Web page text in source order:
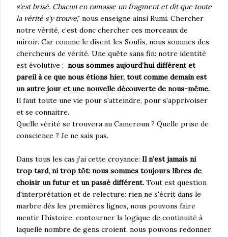
s'est brisé. Chacun en ramasse un fragment et dit que toute
la vérité s'y trouve," nous enseigne ainsi Rumi. Chercher
notre vérité, c’est donc chercher ces morceaux de
miroir. Car comme le disent les Soufis, nous sommes des
chercheurs de vérité. Une quête sans fin: notre identité
est évolutive ; nous sommes aujourd’hui différent et
pareil à ce que nous étions hier, tout comme demain est
un autre jour et une nouvelle découverte de nous-même.
Il faut toute une vie pour s'atteindre, pour s'apprivoiser
et se connaitre.
Quelle vérité se trouvera au Cameroun ? Quelle prise de
conscience ? Je ne sais pas.
Dans tous les cas j’ai cette croyance: Il n’est jamais ni
trop tard, ni trop tôt: nous sommes toujours libres de
choisir un futur et un passé différent. Tout est question
d'interprétation et de relecture: rien ne s'écrit dans le
marbre dès les premières lignes, nous pouvons faire
mentir l’histoire, contourner la logique de continuité à
laquelle nombre de gens croient, nous pouvons redonner